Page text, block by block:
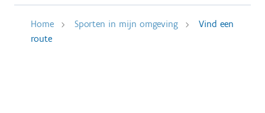
Home Sporten in mijn omgeving
Vind een
route